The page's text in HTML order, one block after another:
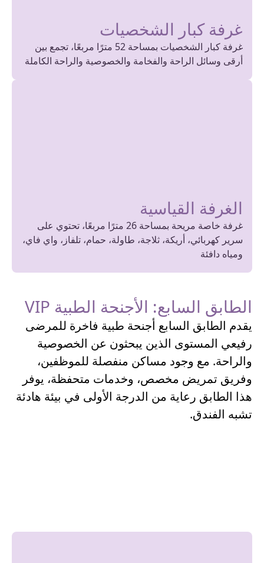
غرفة كبار الشخصيات
غرفة كبار الشخصيات بمساحة 52 مترًا مربعًا، تجمع بين
أرقى وسائل الراحة والفخامة والخصوصية والراحة الكاملة
الغرفة القياسية
غرفة خاصة مريحة بمساحة 26 مترًا مربعًا، تحتوي على
سرير كهربائي، أريكة، ثلاجة، طاولة، حمام، تلفاز، واي فاي،
ومياه دافئة
الطابق السابع: الأجنحة الطبية VIP
يقدم الطابق السابع أجنحة طبية فاخرة للمرضى
رفيعي المستوى الذين يبحثون عن الخصوصية
والراحة. مع وجود مساكن منفصلة للموظفين،
وفريق تمريض مخصص، وخدمات متحفظة، يوفر
هذا الطابق رعاية من الدرجة الأولى في بيئة هادئة
تشبه الفندق.